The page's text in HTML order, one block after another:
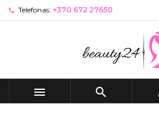
Telefonas: +370 672 27650
 